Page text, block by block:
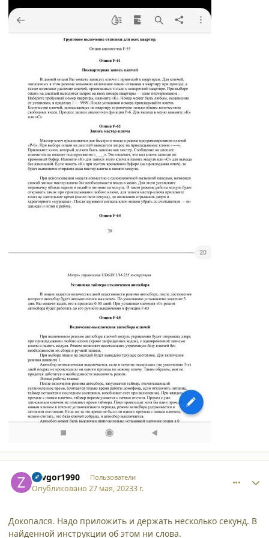
Zavgor1990 Пользователи
Опубликовано27 мая, 20233 г.
Докопался. Надо приложить и держать несколько секунд. В
найденной инструкции об этом ни слова.